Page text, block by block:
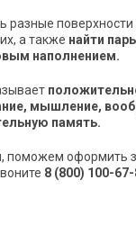
разные
а также найти
наполнением.
мышление,
память.
поможем оформить
8 (800) 100-